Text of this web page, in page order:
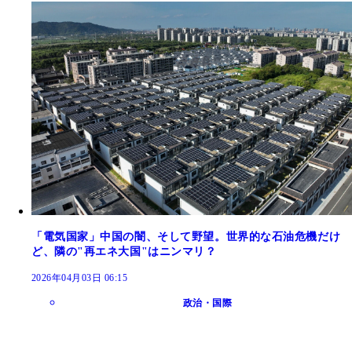
「電気国家」中国の闇、そして野望。世界的な石油危機だけ
ど、隣の"再エネ大国"はニンマリ？
2026年04月03日 06:15
政治・国際